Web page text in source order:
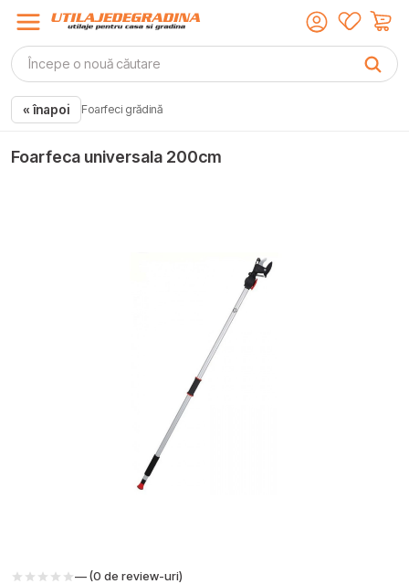
« înapoi Foarfeci grădină
Foarfeca universala 200cm
— (0 de review-uri)